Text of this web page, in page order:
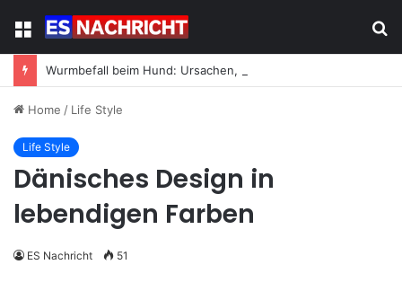
Menu
Home / Life Style
Life Style
Dänisches Design in
lebendigen Farben
ES Nachricht 51